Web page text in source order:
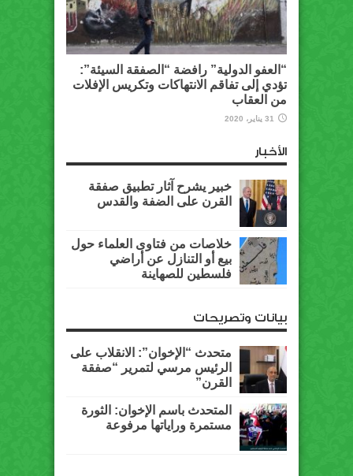
“العفو الدولية” رافضة “الصفقة السيئة”:
تؤدي إلى تفاقم الانتهاكات وتكريس الإفلات
من العقاب
31 يناير، 2020
الأخبار
خبير يشرح آثار تطبيق صفقة
القرن على الضفة والقدس
خلاصات من فتاوى العلماء حول
بيع أو التنازل عن أراضي
فلسطين للصهاينة
بيانات وتصريحات
متحدث “الإخوان”: الانقلاب على
الرئيس مرسي لتمرير “صفقة
القرن”
المتحدث باسم الإخوان: الثورة
مستمرة وراياتها مرفوعة